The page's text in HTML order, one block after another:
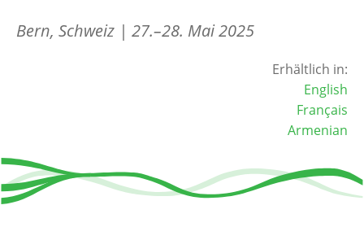
Bern, Schweiz | 27.–28. Mai 2025
Erhältlich in:
English
Français
Armenian